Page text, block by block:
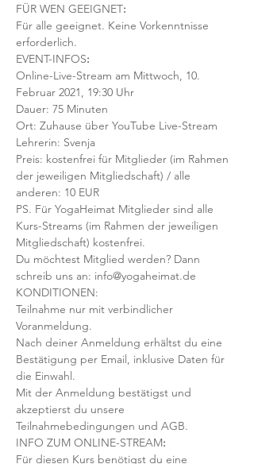
FÜR WEN GEEIGNET:
Für alle geeignet. Keine Vorkenntnisse
erforderlich.
EVENT-INFOS:
Online-Live-Stream am Mittwoch, 10.
Februar 2021, 19:30 Uhr
Dauer: 75 Minuten
Ort: Zuhause über YouTube Live-Stream
Lehrerin: Svenja
Preis: kostenfrei für Mitglieder (im Rahmen
der jeweiligen Mitgliedschaft) / alle
anderen: 10 EUR
PS. Für YogaHeimat Mitglieder sind alle
Kurs-Streams (im Rahmen der jeweiligen
Mitgliedschaft) kostenfrei.
Du möchtest Mitglied werden? Dann
schreib uns an: info@yogaheimat.de
KONDITIONEN:
Teilnahme nur mit verbindlicher
Voranmeldung.
Nach deiner Anmeldung erhältst du eine
Bestätigung per Email, inklusive Daten für
die Einwahl.
Mit der Anmeldung bestätigst und
akzeptierst du unsere
Teilnahmebedingungen und AGB.
INFO ZUM ONLINE-STREAM:
Für diesen Kurs benötigst du eine